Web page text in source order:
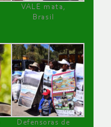
VALE mata,
Brasil
Defensoras de